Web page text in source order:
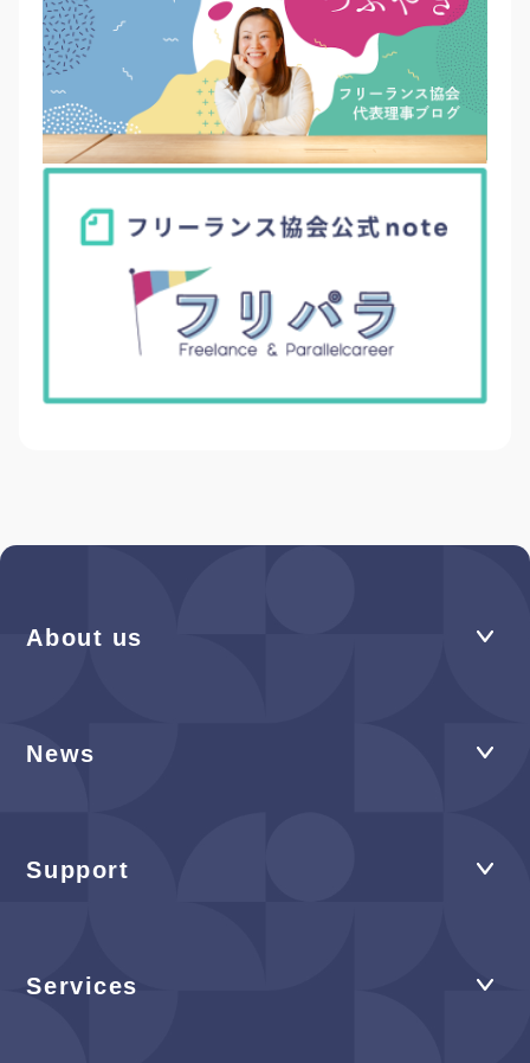
About us
News
Support
Services